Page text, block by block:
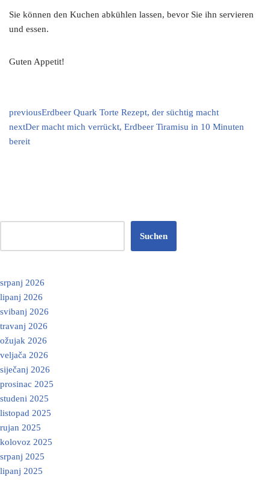
Sie können den Kuchen abkühlen lassen, bevor Sie ihn servieren
und essen.
Guten Appetit!
previousErdbeer Quark Torte Rezept, der süchtig macht
nextDer macht mich verrückt, Erdbeer Tiramisu in 10 Minuten
bereit
Suchen
srpanj 2026
lipanj 2026
svibanj 2026
travanj 2026
ožujak 2026
veljača 2026
siječanj 2026
prosinac 2025
studeni 2025
listopad 2025
rujan 2025
kolovoz 2025
srpanj 2025
lipanj 2025